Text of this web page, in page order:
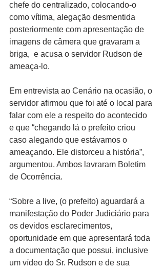
chefe do centralizado, colocando-o
como vítima, alegação desmentida
posteriormente com apresentação de
imagens de câmera que gravaram a
briga,  e acusa o servidor Rudson de
ameaça-lo.
Em entrevista ao Cenário na ocasião, o
servidor afirmou que foi até o local para
falar com ele a respeito do acontecido
e que “chegando lá o prefeito criou
caso alegando que estávamos o
ameaçando. Ele distorceu a história”,
argumentou. Ambos lavraram Boletim
de Ocorrência.
“Sobre a live, (o prefeito) aguardará a
manifestação do Poder Judiciário para
os devidos esclarecimentos,
oportunidade em que apresentará toda
a documentação que possui, inclusive
um vídeo do Sr. Rudson e de sua